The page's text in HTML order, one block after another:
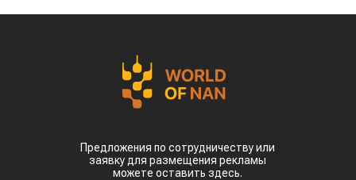
Предложения по сотрудничеству или
заявку для размещения рекламы
можете оставить здесь.